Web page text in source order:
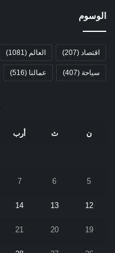
الوسوم
اقتصاد (207) العالم (1081)
سياحة (407) عمالنا (516)
ن ث أرب
5
6
7
12
13
14
19
20
21